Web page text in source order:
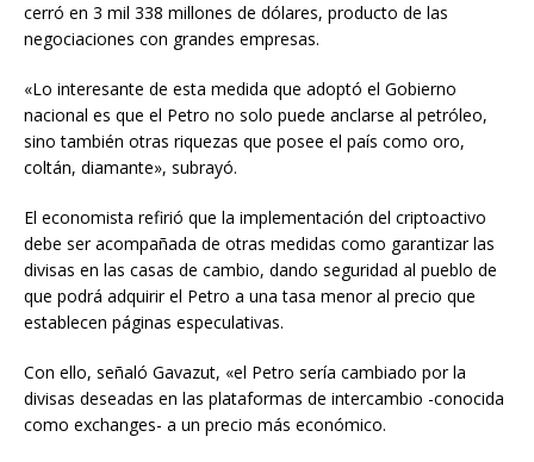
cerró en 3 mil 338 millones de dólares, producto de las
negociaciones con grandes empresas.
«Lo interesante de esta medida que adoptó el Gobierno
nacional es que el Petro no solo puede anclarse al petróleo,
sino también otras riquezas que posee el país como oro,
coltán, diamante», subrayó.
El economista refirió que la implementación del criptoactivo
debe ser acompañada de otras medidas como garantizar las
divisas en las casas de cambio, dando seguridad al pueblo de
que podrá adquirir el Petro a una tasa menor al precio que
establecen páginas especulativas.
Con ello, señaló Gavazut, «el Petro sería cambiado por la
divisas deseadas en las plataformas de intercambio -conocida
como exchanges- a un precio más económico.